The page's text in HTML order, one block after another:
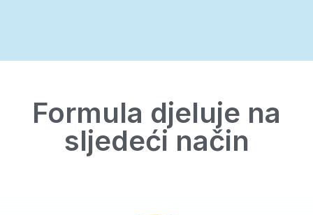
Formula djeluje na
sljedeći način